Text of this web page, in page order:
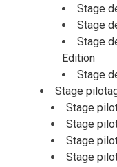
Stage
Stage
Stage
Edition
Stage
Stage
Stage
Stage
Stage
Stage